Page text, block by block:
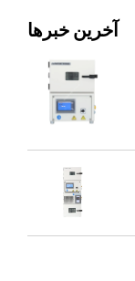
آخرین خبرها